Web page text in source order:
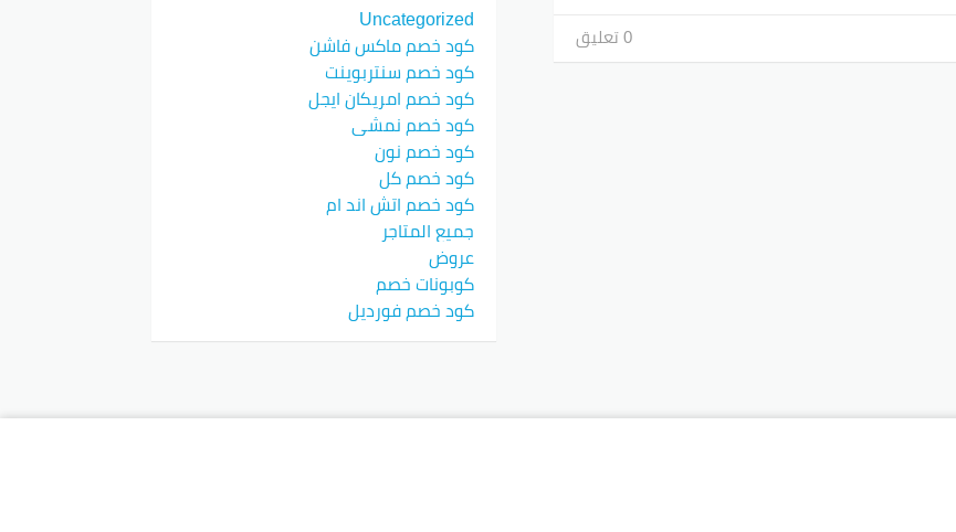
0 تعليق
Uncategorized
كود خصم ماكس فاشن
كود خصم سنتربوينت
كود خصم امريكان ايجل
كود خصم نمشي
كود خصم نون
كود خصم كل
كود خصم اتش اند ام
جميع المتاجر
عروض
كوبونات خصم
كود خصم فورديل